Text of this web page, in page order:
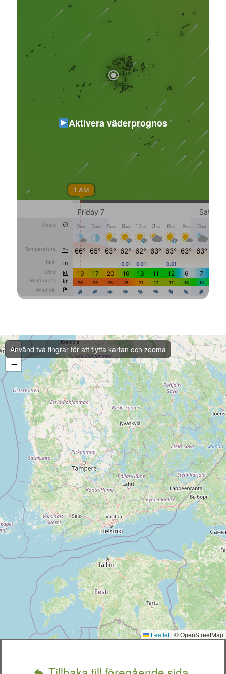
Aktivera väderprognos
+
−
Leaflet | © OpenStreetMap
Använd två fingrar för att flytta kartan och zooma